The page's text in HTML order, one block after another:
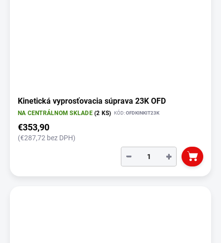
Kinetická vyprosťovacia súprava 23K OFD
NA CENTRÁLNOM SKLADE(2 KS) KÓD:OFDKINKIT23K
€353,90
(€287,72 bez DPH)
+
−